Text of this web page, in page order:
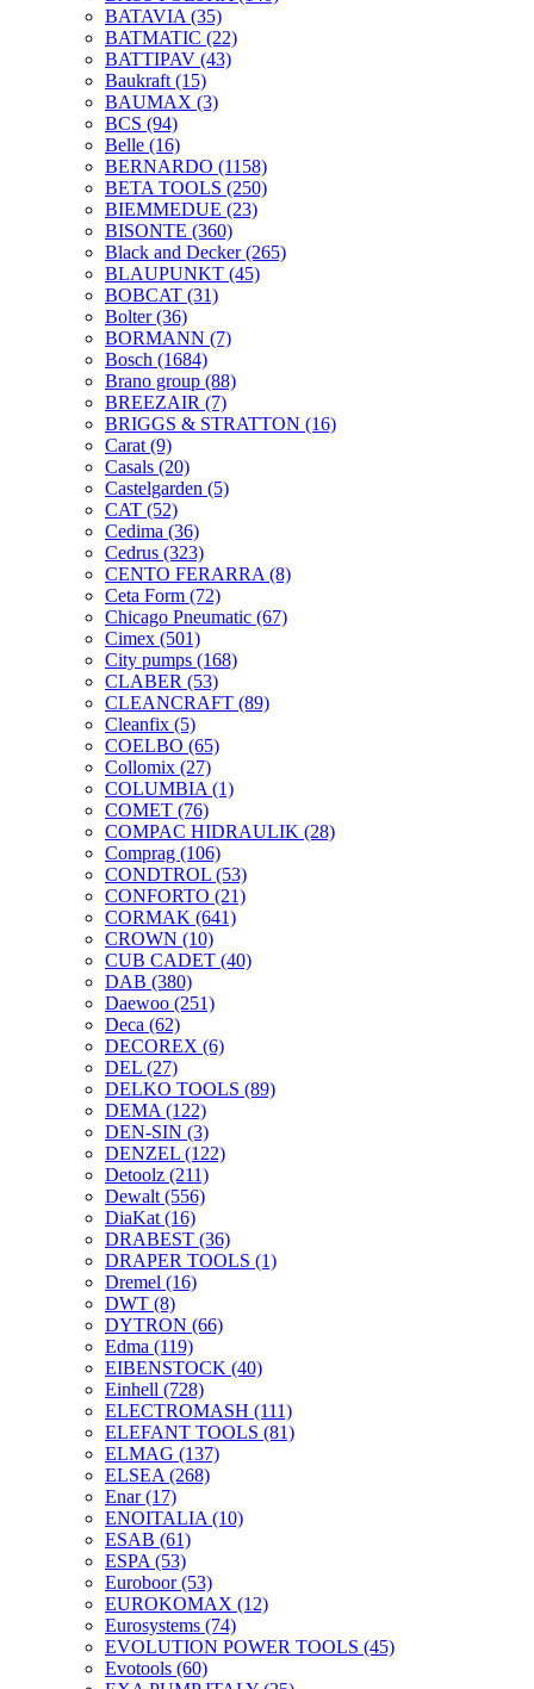
BATAVIA (35)
BATMATIC (22)
BATTIPAV (43)
Baukraft (15)
BAUMAX (3)
BCS (94)
Belle (16)
BERNARDO (1158)
BETA TOOLS (250)
BIEMMEDUE (23)
BISONTE (360)
Black and Decker(265)
BLAUPUNKT (45)
BOBCAT (31)
Bolter(36)
BORMANN (7)
Bosch (1684)
Brano group (88)
BREEZAIR (7)
BRIGGS & STRATTON (16)
Carat (9)
Casals (20)
Castelgarden (5)
CAT (52)
Cedima (36)
Cedrus (323)
CENTO FERARRA (8)
Ceta Form (72)
Chicago Pneumatic (67)
Cimex (501)
City pumps (168)
CLABER (53)
CLEANCRAFT (89)
Cleanfix (5)
COELBO (65)
Collomix (27)
COLUMBIA (1)
COMET (76)
COMPAC HIDRAULIK (28)
Comprag (106)
CONDTROL (53)
CONFORTO (21)
CORMAK (641)
CROWN (10)
CUB CADET (40)
DAB (380)
Daewoo (251)
Deca (62)
DECOREX (6)
DEL (27)
DELKO TOOLS (89)
DEMA (122)
DEN-SIN (3)
DENZEL (122)
Detoolz (211)
Dewalt (556)
DiaKat (16)
DRABEST (36)
DRAPER TOOLS (1)
Dremel (16)
DWT (8)
DYTRON (66)
Edma (119)
EIBENSTOCK (40)
Einhell (728)
ELECTROMASH (111)
ELEFANT TOOLS (81)
ELMAG (137)
ELSEA (268)
Enar(17)
ENOITALIA (10)
ESAB (61)
ESPA (53)
Euroboor(53)
EUROKOMAX (12)
Eurosystems (74)
EVOLUTION POWER TOOLS (45)
Evotools (60)